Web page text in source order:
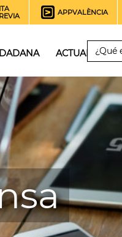
APPVALÈNCIA
ACTUALIDAD